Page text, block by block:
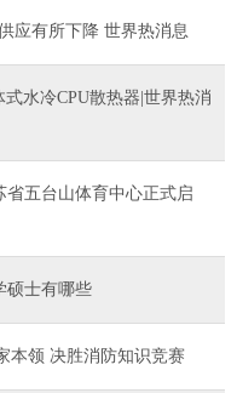
应有所下降 世界热消息
水冷CPU散热器|世界热消
省五台山体育中心正式启
硕士有哪些
本领 决胜消防知识竞赛